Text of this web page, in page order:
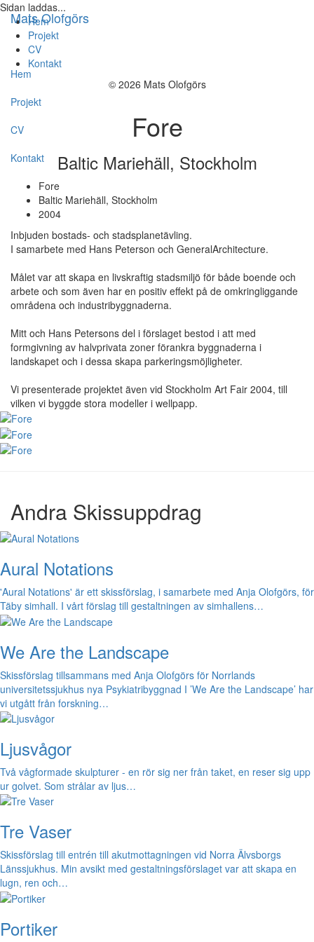
Sidan laddas...
Hem
Projekt
CV
Kontakt
© 2026 Mats Olofgörs
Mats Olofgörs
Hem
Projekt
CV
Kontakt
Fore
Baltic Mariehäll, Stockholm
Fore
Baltic Mariehäll, Stockholm
2004
Inbjuden bostads- och stadsplanetävling.
I samarbete med Hans Peterson och GeneralArchitecture.
Målet var att skapa en livskraftig stadsmiljö för både boende och
arbete och som även har en positiv effekt på de omkringliggande
områdena och industribyggnaderna.
Mitt och Hans Petersons del i förslaget bestod i att med
formgivning av halvprivata zoner förankra byggnaderna i
landskapet och i dessa skapa parkeringsmöjligheter.
Vi presenterade projektet även vid Stockholm Art Fair 2004, till
vilken vi byggde stora modeller i wellpapp.
Andra Skissuppdrag
Aural Notations
'Aural Notations' är ett skissförslag, i samarbete med Anja Olofgörs, för
Täby simhall. I vårt förslag till gestaltningen av simhallens…
We Are the Landscape
Skissförslag tillsammans med Anja Olofgörs för Norrlands
universitetssjukhus nya Psykiatribyggnad I ’We Are the Landscape’ har
vi utgått från forskning…
Ljusvågor
Två vågformade skulpturer - en rör sig ner från taket, en reser sig upp
ur golvet. Som strålar av ljus…
Tre Vaser
Skissförslag till entrén till akutmottagningen vid Norra Älvsborgs
Länssjukhus. Min avsikt med gestaltningsförslaget var att skapa en
lugn, ren och…
Portiker